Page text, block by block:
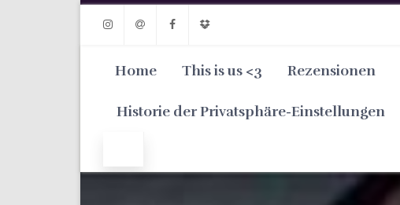
InstagramEmail FacebookDropbox
Home This is us <3 Rezensionen
Historie der Privatsphäre-Einstellungen